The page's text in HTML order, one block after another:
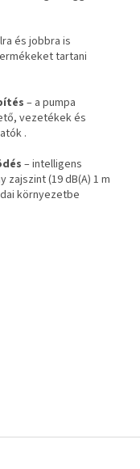
és jobbra is
tartani
– a pumpa
vezetékek és
.
– intelligens
(19 dB(A) 1 m
környezetbe